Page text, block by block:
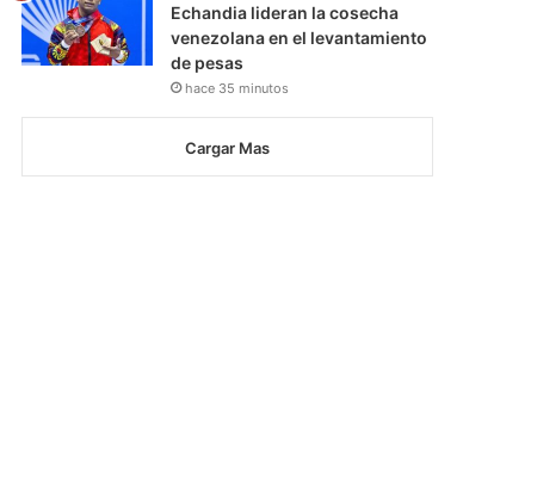
Echandia lideran la cosecha
venezolana en el levantamiento
de pesas
hace 35 minutos
Cargar Mas